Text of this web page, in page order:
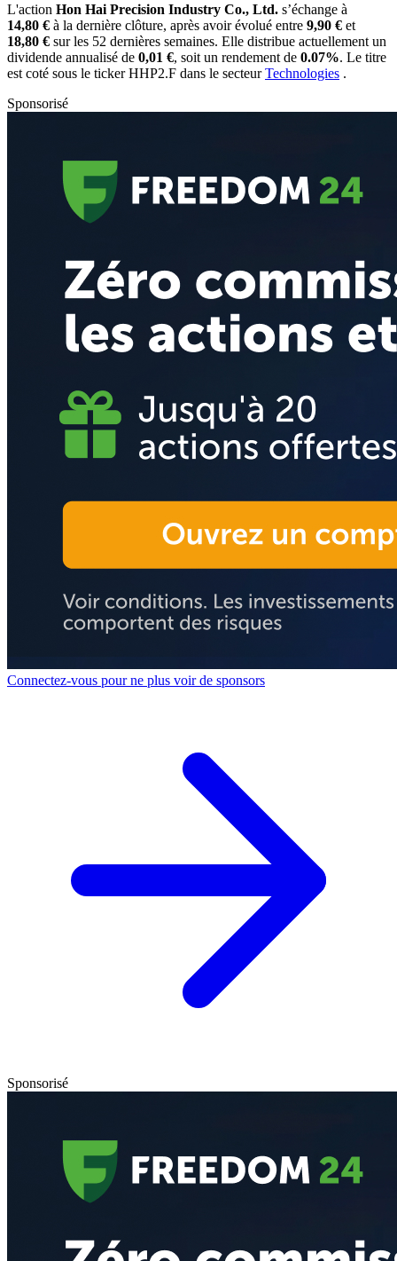
L'action Hon Hai Precision Industry Co., Ltd. s’échange à
14,80 € à la dernière clôture, après avoir évolué entre 9,90 € et
18,80 € sur les 52 dernières semaines. Elle distribue actuellement un
dividende annualisé de 0,01 €, soit un rendement de 0.07%. Le titre
est coté sous le tickerHHP2.F dans le secteurTechnologies .
Sponsorisé
Connectez-vous pour ne plus voir de sponsors
Sponsorisé